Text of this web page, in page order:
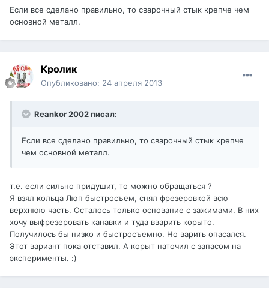
Если все сделано правильно, то сварочный стык крепче чем
основной металл.
Кролик
Опубликовано: 24 апреля 2013
Reankor 2002 писал:
Если все сделано правильно, то сварочный стык крепче
чем основной металл.
т.е. если сильно придушит, то можно обращаться ?
Я взял кольца Люп быстросъем, снял фрезеровкой всю
верхнюю часть. Осталось только основание с зажимами. В них
хочу выфрезеровать канавки и туда вварить корыто.
Получилось бы низко и быстросъемно. Но варить опасался.
Этот вариант пока отставил. А корыт наточил с запасом на
эксперименты. :)